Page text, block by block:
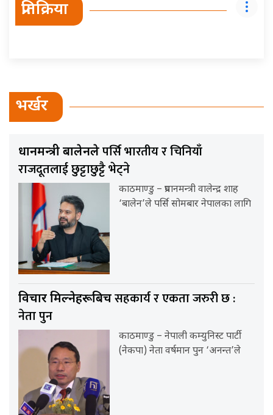
प्रतिक्रिया
भर्खर
प्रधानमन्त्री बालेनलेपर्सि भारतीय र चिनियाँ
राजदूतलाई छुट्टाछुट्टै भेट्ने
काठमाण्डु – प्रधानमन्त्री वालेन्द्र शाह
‘बालेन’ले पर्सि सोमबार नेपालका लागि
विचार मिल्नेहरूबिचसहकार्य र एकता जरुरी छ :
नेता पुन
काठमाण्डु – नेपाली कम्युनिस्ट पार्टी
(नेकपा) नेता वर्षमान पुन ‘अनन्त’ले